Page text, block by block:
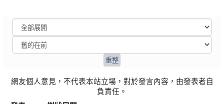
網友個人意見，不代表本站立場，對於發言內容，由發表者自
負責任。